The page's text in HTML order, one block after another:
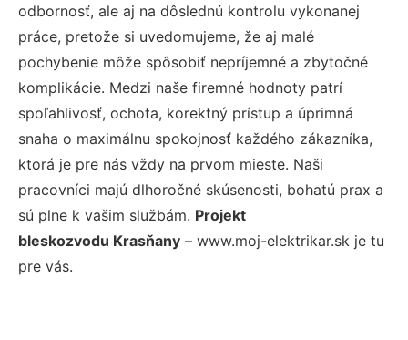
odbornosť, ale aj na dôslednú kontrolu vykonanej
práce, pretože si uvedomujeme, že aj malé
pochybenie môže spôsobiť nepríjemné a zbytočné
komplikácie. Medzi naše firemné hodnoty patrí
spoľahlivosť, ochota, korektný prístup a úprimná
snaha o maximálnu spokojnosť každého zákazníka,
ktorá je pre nás vždy na prvom mieste. Naši
pracovníci majú dlhoročné skúsenosti, bohatú prax a
sú plne k vašim službám. Projekt
bleskozvodu Krasňany – www.moj-elektrikar.sk je tu
pre vás.